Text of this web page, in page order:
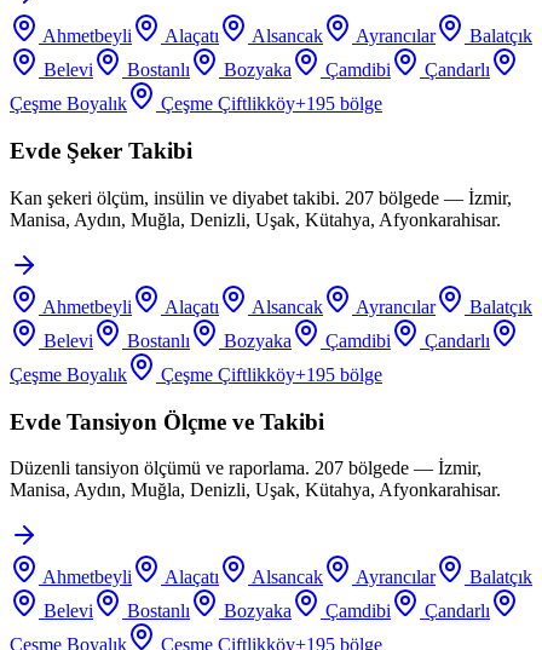
Ahmetbeyli Alaçatı Alsancak Ayrancılar
Balatçık
Belevi
Bostanlı Bozyaka Çamdibi
Çandarlı
Çeşme Boyalık
Çeşme Çiftlikköy+195 bölge
Evde Şeker Takibi
Kan şekeri ölçüm, insülin ve diyabet takibi. 207 bölgede — İzmir,
Manisa, Aydın, Muğla, Denizli, Uşak, Kütahya, Afyonkarahisar.
Ahmetbeyli Alaçatı Alsancak Ayrancılar
Balatçık
Belevi
Bostanlı Bozyaka Çamdibi
Çandarlı
Çeşme Boyalık
Çeşme Çiftlikköy+195 bölge
Evde Tansiyon Ölçme ve Takibi
Düzenli tansiyon ölçümü ve raporlama. 207 bölgede — İzmir,
Manisa, Aydın, Muğla, Denizli, Uşak, Kütahya, Afyonkarahisar.
Ahmetbeyli Alaçatı Alsancak Ayrancılar
Balatçık
Belevi
Bostanlı Bozyaka Çamdibi
Çandarlı
Çeşme Boyalık
Çeşme Çiftlikköy+195 bölge